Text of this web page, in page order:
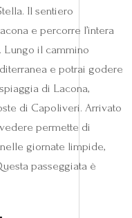
Il sentiero
e percorre l’intera
Lungo il cammino
e potrai godere
di Lacona,
di Capoliveri. Arrivato
permette di
giornate limpide,
passeggiata è